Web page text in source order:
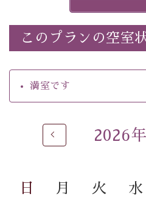
・環境に配慮したアメニティ
・館内フリーWi-Fi
・駐車場完備
・チェックイン15時、チェッ
自家源泉「美翠源泉」は酸化
の効果が高い、極めて希有な
温泉の成分に合わせ、防菌
このプランの空室
満室です
2026
日 月 火 水